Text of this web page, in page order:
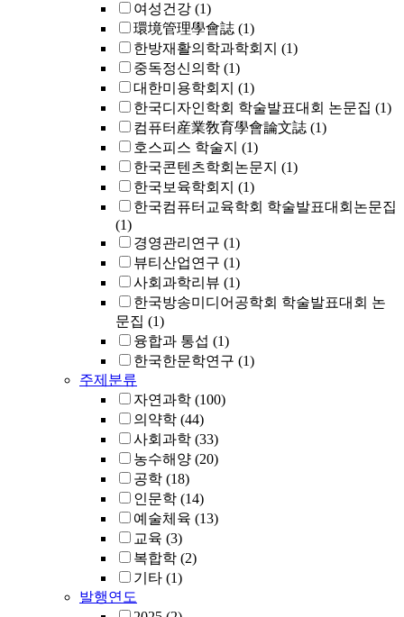
여성건강 (1)
環境管理學會誌 (1)
한방재활의학과학회지 (1)
중독정신의학 (1)
대한미용학회지 (1)
한국디자인학회 학술발표대회 논문집 (1)
컴퓨터産業敎育學會論文誌 (1)
호스피스 학술지 (1)
한국콘텐츠학회논문지 (1)
한국보육학회지 (1)
한국컴퓨터교육학회 학술발표대회논문집
(1)
경영관리연구 (1)
뷰티산업연구 (1)
사회과학리뷰 (1)
한국방송미디어공학회 학술발표대회 논
문집 (1)
융합과 통섭 (1)
한국한문학연구 (1)
주제분류
자연과학 (100)
의약학 (44)
사회과학 (33)
농수해양 (20)
공학 (18)
인문학 (14)
예술체육 (13)
교육 (3)
복합학 (2)
기타 (1)
발행연도